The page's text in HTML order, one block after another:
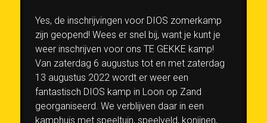
Yes, de inschrijvingen voor DIOS zomerkamp
zijn geopend! Wees er snel bij, want je kunt je
weer inschrijven voor ons TE GEKKE kamp!
Van zaterdag 6 augustus tot en met zaterdag
13 augustus 2022 wordt er weer een
fantastisch DIOS kamp in Loon op Zand
georganiseerd. We verblijven daar in een
kamphuis met speeltuin, speelveld, konijnen,